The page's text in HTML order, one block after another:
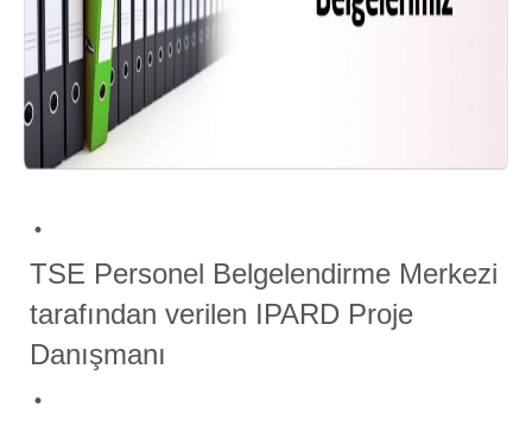
TSE Personel Belgelendirme Merkezi
tarafından verilen IPARD Proje
Danışmanı